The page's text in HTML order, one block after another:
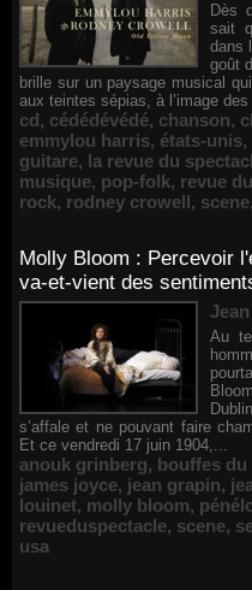
Dès
sait
dans
goût
brille sur un paysage musical
aux teintes sépias, à l’image
cd, cédédévédé, chanson,
emmylou harris, états-unis,
guitare, la revue du
musique, pop-folk, revue
rock, rodney crowell, scene,
Molly Bloom : Percevoir
va-et-vient des
Au
s’affale et ne pouvant faire
Et ce vendredi 17 juin 1904,...
anouk grinberg, bouffes du
james joyce, jean grapin,
louinet, molly bloom,
revueduspectacle, scene,
usa